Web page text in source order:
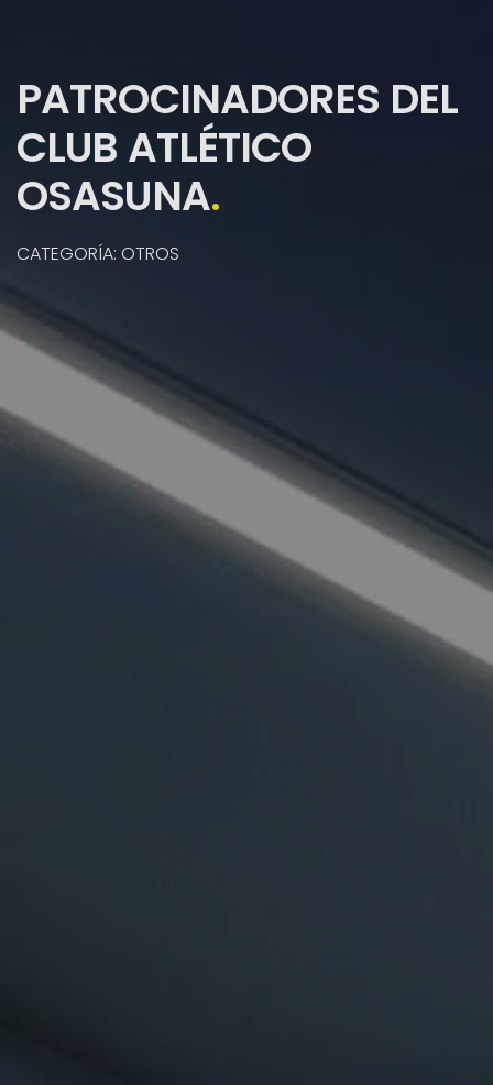
PATROCINADORES DEL
CLUB ATLÉTICO
OSASUNA.
CATEGORÍA: OTROS